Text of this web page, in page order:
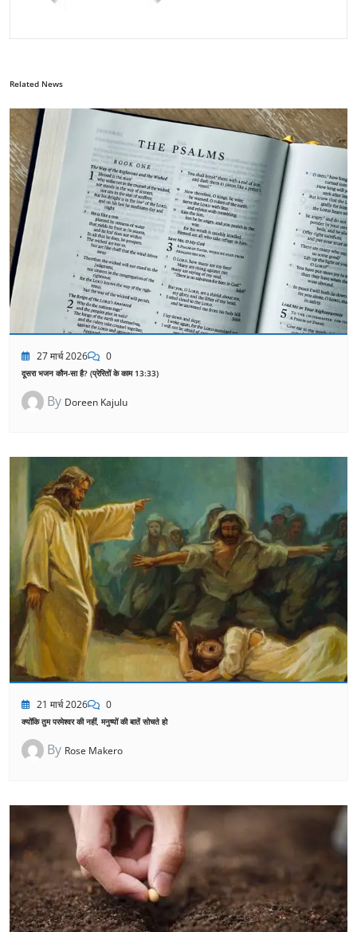
Related News
27 मार्च 2026 0
दूसरा भजन कौन-सा है? (प्रेरितों के काम 13:33)
By Doreen Kajulu
21 मार्च 2026 0
क्योंकि तुम परमेश्वर की नहीं, मनुष्यों की बातें सोचते हो
By Rose Makero